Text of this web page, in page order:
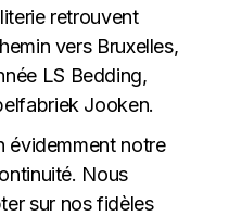
retrouvent
vers Bruxelles,
LS Bedding,
Jooken.
évidemment notre
Nous
sur nos fidèles